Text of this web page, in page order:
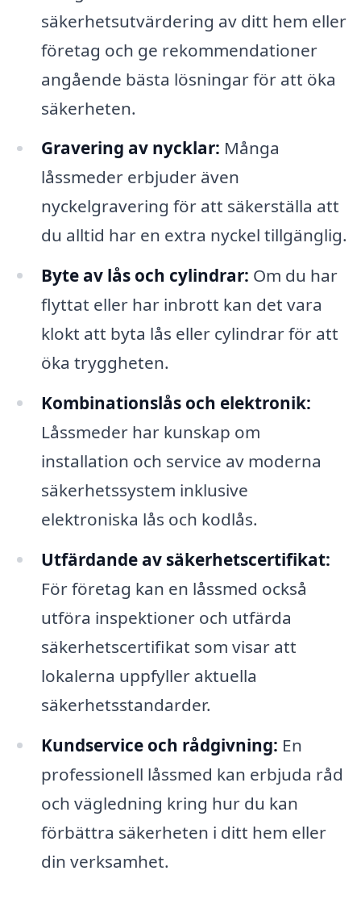
säkerhetsutvärdering av ditt hem eller
företag och ge rekommendationer
angående bästa lösningar för att öka
säkerheten.
Gravering av nycklar: Många
låssmeder erbjuder även
nyckelgravering för att säkerställa att
du alltid har en extra nyckel tillgänglig.
Byte av lås och cylindrar: Om du har
flyttat eller har inbrott kan det vara
klokt att byta lås eller cylindrar för att
öka tryggheten.
Kombinationslås och elektronik:
Låssmeder har kunskap om
installation och service av moderna
säkerhetssystem inklusive
elektroniska lås och kodlås.
Utfärdande av säkerhetscertifikat:
För företag kan en låssmed också
utföra inspektioner och utfärda
säkerhetscertifikat som visar att
lokalerna uppfyller aktuella
säkerhetsstandarder.
Kundservice och rådgivning: En
professionell låssmed kan erbjuda råd
och vägledning kring hur du kan
förbättra säkerheten i ditt hem eller
din verksamhet.